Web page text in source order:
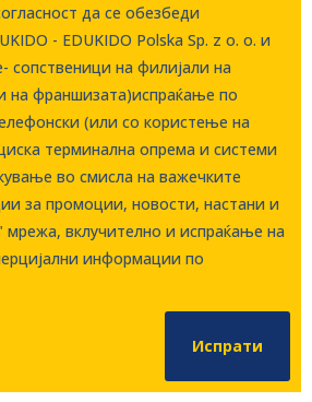
да се обезбеди
- EDUKIDO Polska Sp. z o. о. и
сопственици на филијали на
на франшизата)испраќање по
(или со користење на
терминална опрема и системи
во смисла на важечките
за промоции, новости, настани и
мрежа, вклучително и испраќање на
информации по
Испрати